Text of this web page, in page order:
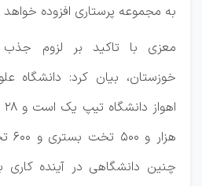
به مجموعه پرستاری افزوده
معزی با تاکید بر لزوم جذب
خوزستان، بیان کرد: دانشگاه
چنین دانشگاهی در آینده